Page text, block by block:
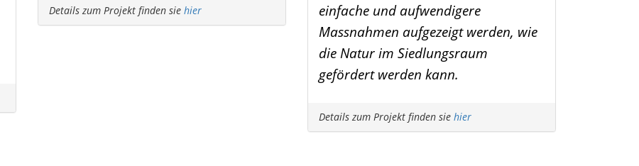
Details zum Projekt finden sie hier
einfache und aufwendigere
Massnahmen aufgezeigt werden, wie
die Natur im Siedlungsraum
gefördert werden kann.
Details zum Projekt finden sie hier